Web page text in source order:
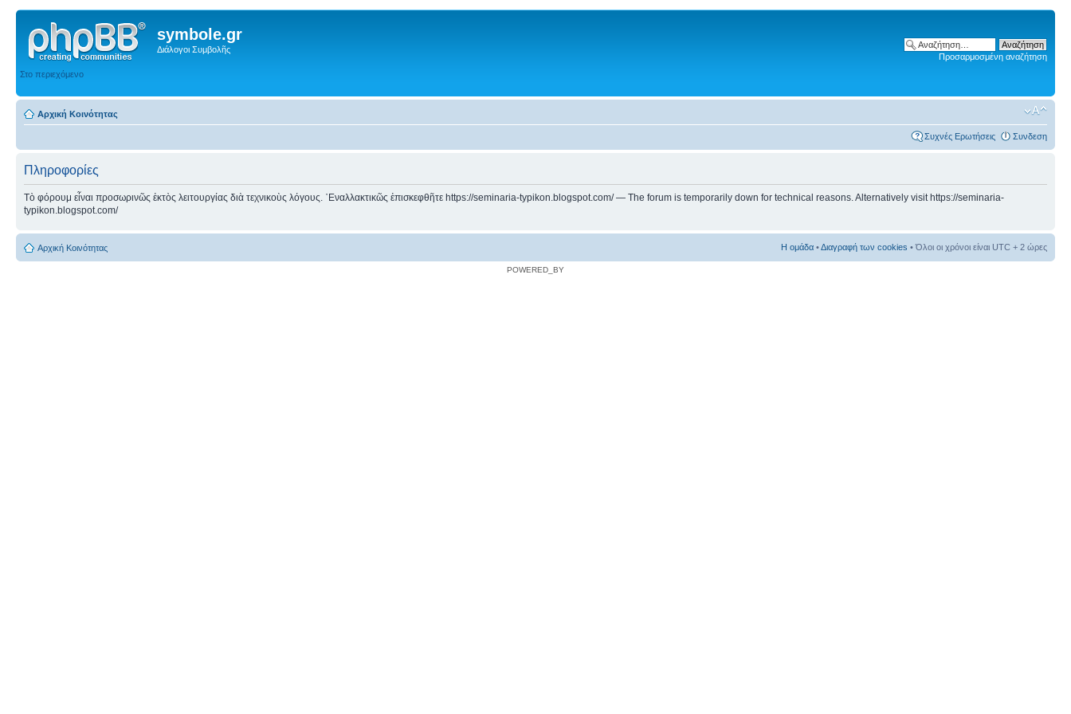
symbole.gr
Διάλογοι Συμβολῆς
Στο περιεχόμενο
Προσαρμοσμένη αναζήτηση
Αρχική Κοινότητας
Συχνές Ερωτήσεις Συνδεση
Πληροφορίες
Τὸ φόρουμ εἶναι προσωρινῶς ἐκτὸς λειτουργίας διὰ τεχνικοὺς λόγους. ᾿Εναλλακτικῶς ἐπισκεφθῆτε https://seminaria-typikon.blogspot.com/ — The forum is temporarily down for technical reasons. Alternatively visit https://seminaria-
typikon.blogspot.com/
Αρχική Κοινότητας Η ομάδα •Διαγραφή των cookies • Όλοι οι χρόνοι είναι UTC + 2 ώρες
POWERED_BY